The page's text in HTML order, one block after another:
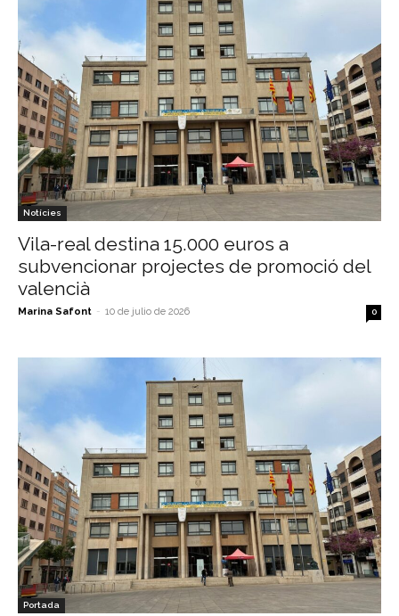
Notícies
Vila-real destina 15.000 euros a
subvencionar projectes de promoció del
valencià
Marina Safont - 10 de julio de 2026 0
Portada